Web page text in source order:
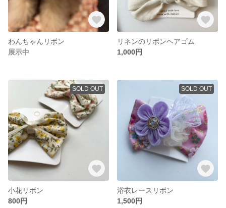
わんちゃんリボン
展示中
リネンのリボンヘアゴム
1,000円
SOLD OUT
小花リボン
800円
SOLD OUT
浴衣レースリボン
1,500円